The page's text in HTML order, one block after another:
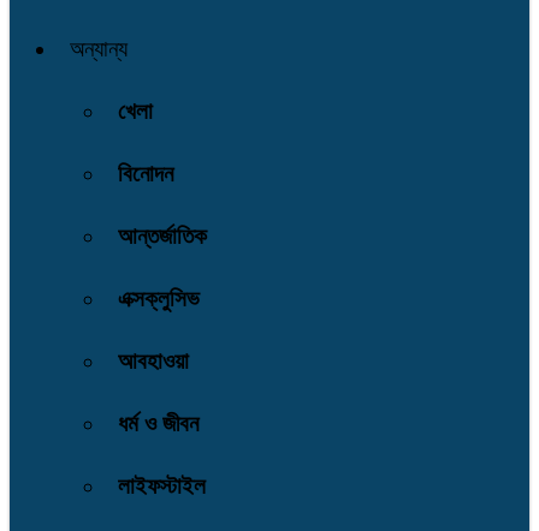
অন্যান্য
খেলা
বিনোদন
আন্তর্জাতিক
এক্সক্লুসিভ
আবহাওয়া
ধর্ম ও জীবন
লাইফস্টাইল